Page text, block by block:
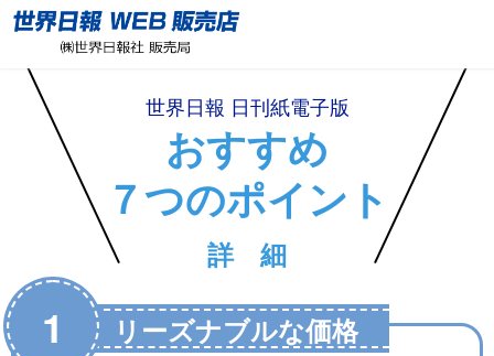
世界日報 日刊紙電子版
おすすめ
７つのポイント
詳 細
リーズナブルな価格
1